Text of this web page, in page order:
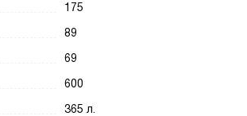
175
89
69
600
365 л.